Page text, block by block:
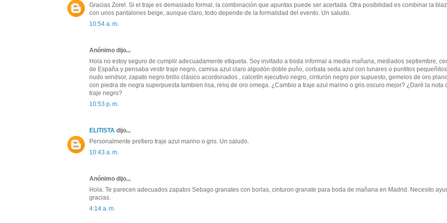
Gracias Zorel. Si el traje es demasiado formal, la combinación que apuntas puede ser acertada. Otra posibilidad es combinar la
con unos pantalones beige, aunque claro, todo depende de la formalidad del evento. Un saludo.
10:54 a. m.
Anónimo dijo...
Hola no estoy seguro de cumplir adecuadamente etiqueta. Soy invitado a boda informal a media mañana, mediados septiembre,
de España y pensaba vestir traje negro, camisa azul claro algodón doble puño, corbata seda azul con lunares o puntitos pequeñitos
nudo windsor, zapato negro brillo clásico acordonados , calcetín ejecutivo negro, cinturón negro por supuesto, gemelos de oro
con piedra de negra superpuesta tambien lisa, reloj de oro omega. ¿Cambio a traje azul marino o gris oscuro mejor? ¿Daré la nota
traje negro?
10:53 p. m.
ELITISTA dijo...
Personalmente prefiero traje azul marino o gris. Un saludo.
10:43 a. m.
Anónimo dijo...
Hola. Te parecen adecuados zapatos Sebago granates con borlas, cinturon granate para boda de mañana en Madrid. Necesito
gracias.
4:14 a. m.